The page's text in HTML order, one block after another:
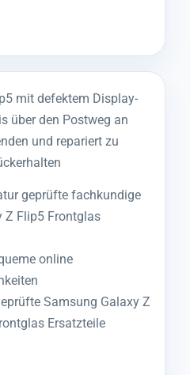
mit defektem Display-
über den Postweg an
und repariert zu
geprüfte fachkundige
Z Flip5 Frontglas
online
Samsung Galaxy Z
Ersatzteile